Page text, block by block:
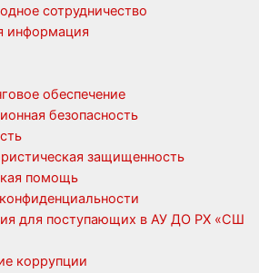
сотрудничество
информация
обеспечение
безопасность
защищенность
помощь
для поступающих в АУ ДО РХ «СШ
коррупции